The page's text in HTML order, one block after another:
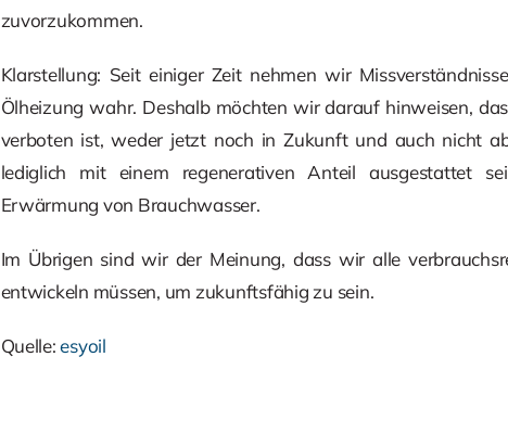
zuvorzukommen.
Klarstellung: Seit einiger Zeit nehmen wir
Ölheizung wahr. Deshalb möchten wir darauf hinweisen,
verboten ist, weder jetzt noch in Zukunft und auch nicht
lediglich mit einem regenerativen Anteil ausgestattet
Erwärmung von Brauchwasser.
Im Übrigen sind wir der Meinung, dass wir alle
entwickeln müssen, um zukunftsfähig zu sein.
Quelle:esyoil